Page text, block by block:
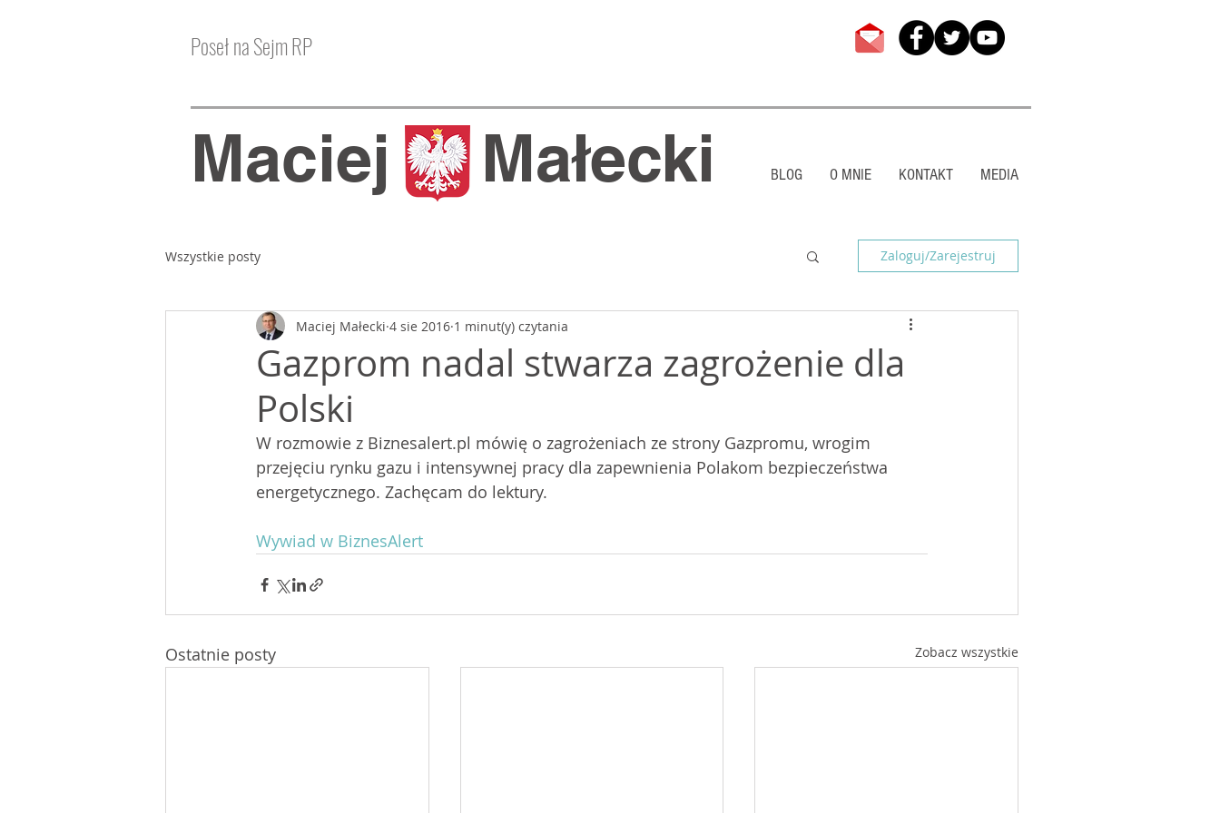
Maciej Małecki
Poseł na Sejm RP
BLOG O MNIE KONTAKT MEDIA
Wszystkie posty Zaloguj/Zarejestruj
Gazprom nadal stwarza zagrożenie dla
Polski
Maciej Małecki 4 sie 2016 1 minut(y) czytania
W rozmowie z Biznesalert.pl mówię o zagrożeniach ze strony Gazpromu, wrogim
przejęciu rynku gazu i intensywnej pracy dla zapewnienia Polakom bezpieczeństwa
energetycznego. Zachęcam do lektury.
Wywiad w BiznesAlert
Ostatnie posty Zobacz wszystkie